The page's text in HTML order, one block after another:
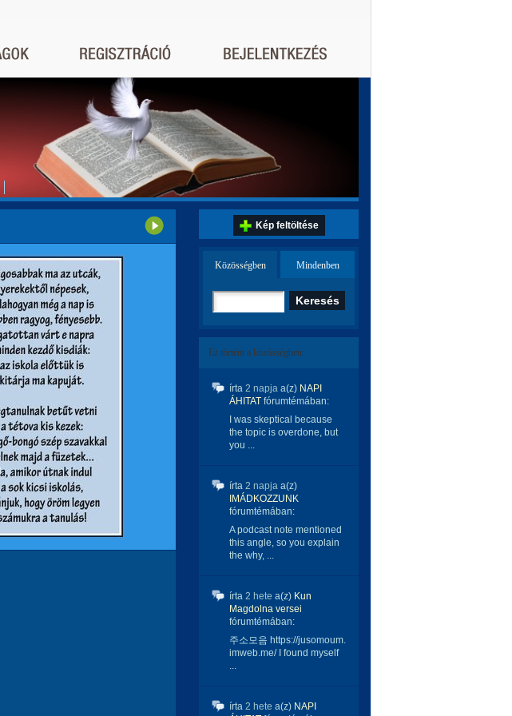
Kép feltöltése
Közösségben Mindenben
Ez történt a közösségben:
írta 2 napja a(z) NAPI
ÁHITAT fórumtémában:
I was skeptical because
the topic is overdone, but
you ...
írta 2 napja a(z)
IMÁDKOZZUNK
fórumtémában:
A podcast note mentioned
this angle, so you explain
the why, ...
írta 2 hete a(z) Kun
Magdolna versei
fórumtémában:
주소모음 https://jusomoum.
imweb.me/ I found myself
...
írta 2 hete a(z) NAPI